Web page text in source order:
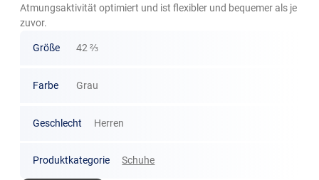
Atmungsaktivität optimiert und ist flexibler und bequemer als je
zuvor.
Größe 42 ⅔
Farbe Grau
Geschlecht Herren
Produktkategorie Schuhe